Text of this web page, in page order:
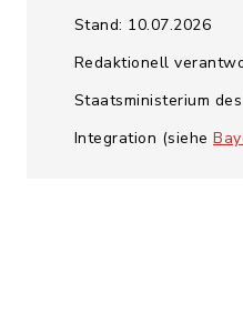
Stand: 10.07.2026
Redaktionell
Staatsministerium
Integration (siehe